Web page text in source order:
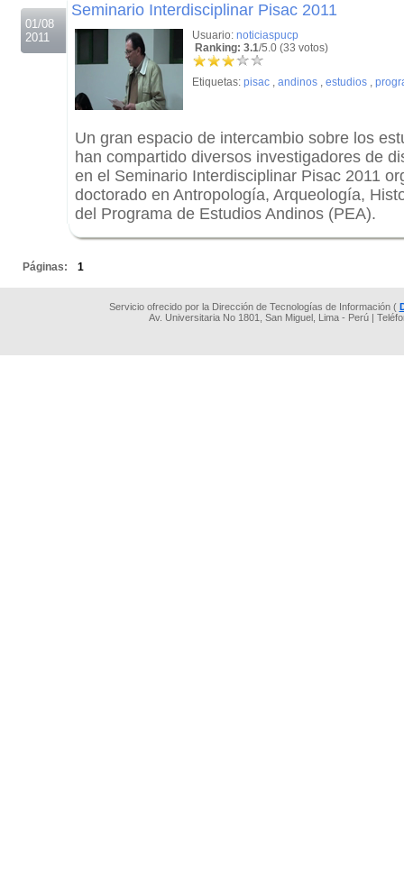
01/08
2011
Seminario Interdisciplinar Pisac 2011
Usuario: noticiaspucp
Ranking: 3.1/5.0 (33 votos)
Etiquetas: pisac , andinos , estudios ,
Un gran espacio de intercambio sobre los
han compartido diversos investigadores de
en el Seminario Interdisciplinar Pisac 2011
doctorado en Antropología, Arqueología,
del Programa de Estudios Andinos (PEA).
Páginas: 1
Servicio ofrecido por la Dirección de Tecnologías de Información (
Av. Universitaria No 1801, San Miguel, Lima - Perú |